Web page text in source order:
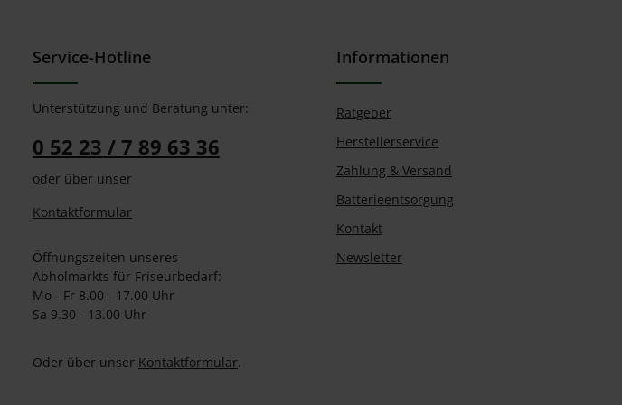
Service-Hotline
Unterstützung und Beratung unter:
0 52 23 / 7 89 63 36
oder über unser
Kontaktformular
Öffnungszeiten unseres
Abholmarkts für Friseurbedarf:
Mo - Fr 8.00 - 17.00 Uhr
Sa 9.30 - 13.00 Uhr
Oder über unser Kontaktformular.
Informationen
Ratgeber
Herstellerservice
Zahlung & Versand
Batterieentsorgung
Kontakt
Newsletter